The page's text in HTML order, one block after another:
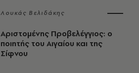
Λουκάς Βελιδάκης
Αριστομένης Προβελέγγιος: ο
ποιητής του Αιγαίου και της
Σίφνου